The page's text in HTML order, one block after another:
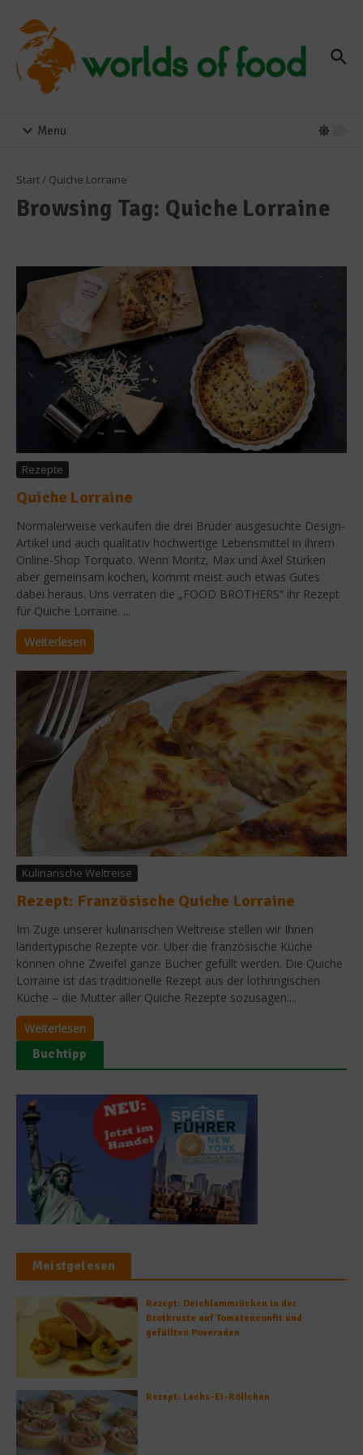
Menu
Start/ Quiche Lorraine
Browsing Tag: Quiche Lorraine
Rezepte
Quiche Lorraine
Normalerweise verkaufen die drei Brüder ausgesuchte Design-
Artikel und auch qualitativ hochwertige Lebensmittel in ihrem
Online-Shop Torquato. Wenn Moritz, Max und Axel Stürken
aber gemeinsam kochen, kommt meist auch etwas Gutes
dabei heraus. Uns verraten die „FOOD BROTHERS“ ihr Rezept
für Quiche Lorraine. ...
Weiterlesen
Kulinarische Weltreise
Rezept: Französische Quiche Lorraine
Im Zuge unserer kulinarischen Weltreise stellen wir Ihnen
ländertypische Rezepte vor. Über die französische Küche
können ohne Zweifel ganze Bücher gefüllt werden. Die Quiche
Lorraine ist das traditionelle Rezept aus der lothringischen
Küche – die Mutter aller Quiche Rezepte sozusagen....
Weiterlesen
Buchtipp
Meistgelesen
Rezept: Deichlammrücken in der
Brotkruste auf Tomatenconfit und
gefüllten Poveraden
Rezept: Lachs-Ei-Röllchen